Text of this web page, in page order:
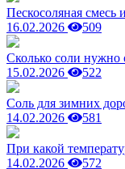
Пескосоляная смесь
16.02.2026
509
Сколько соли нужно
15.02.2026
522
Соль для зимних
14.02.2026
581
При какой
14.02.2026
572